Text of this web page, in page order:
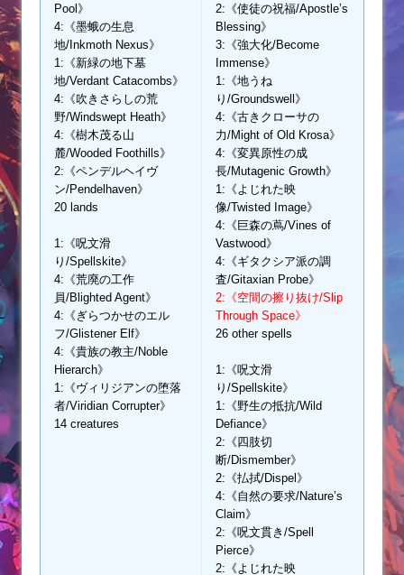
Pool》
4:《墨蛾の生息
地/Inkmoth Nexus》
1:《新緑の地下墓
地/Verdant Catacombs》
4:《吹きさらしの荒
野/Windswept Heath》
4:《樹木茂る山
麓/Wooded Foothills》
2:《ペンデルヘイヴ
ン/Pendelhaven》
20 lands
1:《呪文滑
り/Spellskite》
4:《荒廃の工作
員/Blighted Agent》
4:《ぎらつかせのエル
フ/Glistener Elf》
4:《貴族の教主/Noble
Hierarch》
1:《ヴィリジアンの堕落
者/Viridian Corrupter》
14 creatures
2:《使徒の祝福/Apostle’s
Blessing》
3:《強大化/Become
Immense》
1:《地うね
り/Groundswell》
4:《古きクローサの
力/Might of Old Krosa》
4:《変異原性の成
長/Mutagenic Growth》
1:《よじれた映
像/Twisted Image》
4:《巨森の蔦/Vines of
Vastwood》
4:《ギタクシア派の調
査/Gitaxian Probe》
2:《空間の擦り抜け/Slip
Through Space》
26 other spells
1:《呪文滑
り/Spellskite》
1:《野生の抵抗/Wild
Defiance》
2:《四肢切
断/Dismember》
2:《払拭/Dispel》
4:《自然の要求/Nature’s
Claim》
2:《呪文貫き/Spell
Pierce》
2:《よじれた映